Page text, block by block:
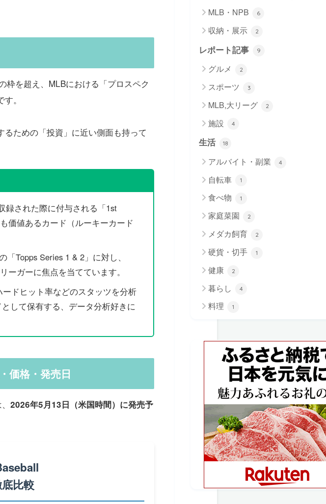
を超え、MLBにおける「プロスペク
。
ための「投資」に近い側面も持って
録された際に付与される「1st
価値あるカード（ルーキーカード
Topps Series 1 & 2」に対し、
ーガーに焦点を当てています。
ドヒット率などのスタッツを分析
して保有する、データ分析好きに
価格・発売日
2026年5月13日（米国時間）に発売予
比較
MLB・NPB 6
収納・展示 2
レポート記事 9
グルメ 2
スポーツ 3
MLB,大リーグ 2
施設 4
生活 18
アルバイト・副業 4
自転車 1
食べ物 1
家庭菜園 2
メダカ飼育 2
硬貨・切手 1
健康 2
暮らし 4
料理 1